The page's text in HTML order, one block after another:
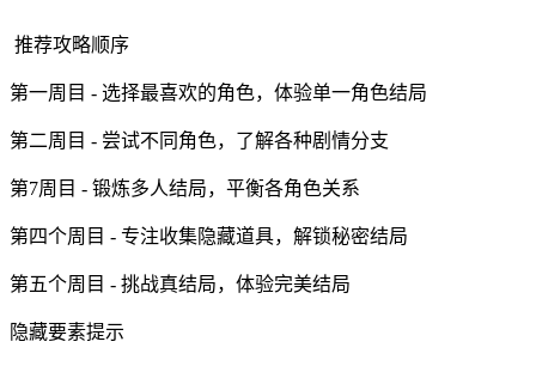
推荐攻略顺序
第一周目 - 选择最喜欢的角色，体验单一角色结局
第二周目 - 尝试不同角色，了解各种剧情分支
第7周目 - 锻炼多人结局，平衡各角色关系
第四个周目 - 专注收集隐藏道具，解锁秘密结局
第五个周目 - 挑战真结局，体验完美结局
隐藏要素提示